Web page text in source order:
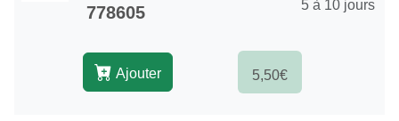
778605 5 à 10 jours
5,50€
Ajouter